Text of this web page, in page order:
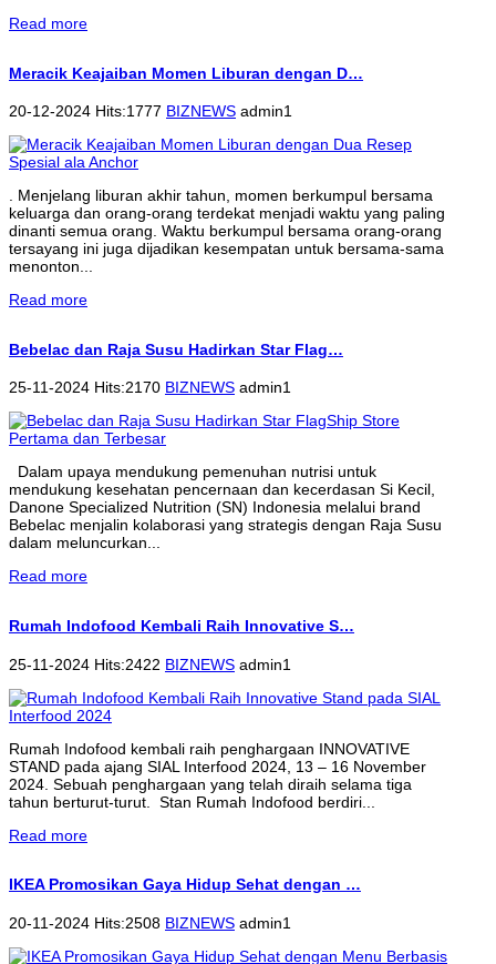
Read more
Meracik Keajaiban Momen Liburan dengan D…
20-12-2024 Hits:1777 BIZNEWS admin1
. Menjelang liburan akhir tahun, momen berkumpul bersama
keluarga dan orang-orang terdekat menjadi waktu yang paling
dinanti semua orang. Waktu berkumpul bersama orang-orang
tersayang ini juga dijadikan kesempatan untuk bersama-sama
menonton...
Read more
Bebelac dan Raja Susu Hadirkan Star Flag…
25-11-2024 Hits:2170 BIZNEWS admin1
Dalam upaya mendukung pemenuhan nutrisi untuk
mendukung kesehatan pencernaan dan kecerdasan Si Kecil,
Danone Specialized Nutrition (SN) Indonesia melalui brand
Bebelac menjalin kolaborasi yang strategis dengan Raja Susu
dalam meluncurkan...
Read more
Rumah Indofood Kembali Raih Innovative S…
25-11-2024 Hits:2422 BIZNEWS admin1
Rumah Indofood kembali raih penghargaan INNOVATIVE
STAND pada ajang SIAL Interfood 2024, 13 – 16 November
2024. Sebuah penghargaan yang telah diraih selama tiga
tahun berturut-turut. Stan Rumah Indofood berdiri...
Read more
IKEA Promosikan Gaya Hidup Sehat dengan …
20-11-2024 Hits:2508 BIZNEWS admin1